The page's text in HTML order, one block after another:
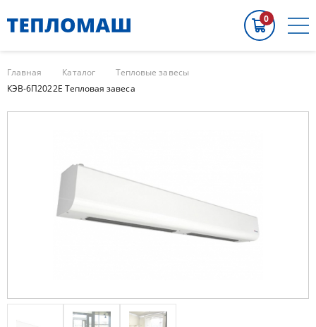
0
Главная Каталог
Тепловые завесы
КЭВ-6П2022Е Тепловая завеса